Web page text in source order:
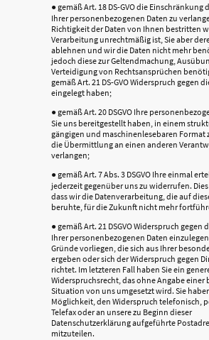
● gemäß Art. 18 DS-GVO die Einschränkung
Ihrer personenbezogenen Daten zu
Richtigkeit der Daten von Ihnen bestritten
Verarbeitung unrechtmäßig ist, Sie aber
ablehnen und wir die Daten nicht mehr
jedoch diese zur Geltendmachung,
Verteidigung von Rechtsansprüchen
gemäß Art. 21 DS-GVO Widerspruch gegen
eingelegt haben;
● gemäß Art. 20 DSGVO Ihre
Sie uns bereitgestellt haben, in einem
gängigen und maschinenlesebaren Format
die Übermittlung an einen anderen
verlangen;
● gemäß Art. 7 Abs. 3 DSGVO Ihre einmal
jederzeit gegenüber uns zu widerrufen.
dass wir die Datenverarbeitung, die auf
beruhte, für die Zukunft nicht mehr
● gemäß Art. 21 DSGVO Widerspruch gegen
Ihrer personenbezogenen Daten
Gründe vorliegen, die sich aus Ihrer
ergeben oder sich der Widerspruch gegen
richtet. Im letzteren Fall haben Sie ein
Widerspruchsrecht, das ohne Angabe einer
Situation von uns umgesetzt wird. Sie
Möglichkeit, den Widerspruch telefonisch,
Telefax oder an unsere zu Beginn dieser
Datenschutzerklärung aufgeführte
mitzuteilen.